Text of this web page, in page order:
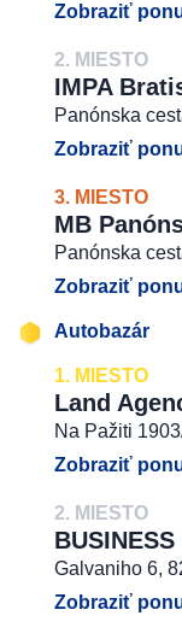
Zobraziť
2. MIESTO
IMPA
Panónska
Zobraziť
3. MIESTO
MB
Panónska
Zobraziť
Autobazár
1. MIESTO
Land
Na Pažiti
Zobraziť
2. MIESTO
Galvaniho 6,
Zobraziť